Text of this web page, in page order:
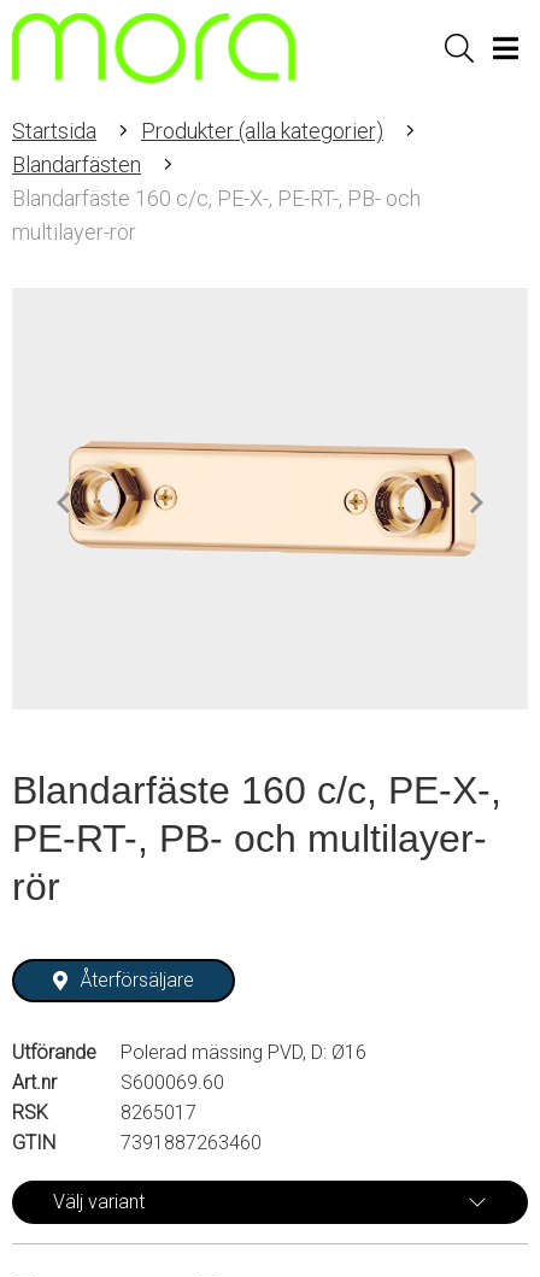
Sök
Startsida
Produkter (alla kategorier)
Blandarfästen
Blandarfäste 160 c/c, PE-X-, PE-RT-, PB- och
multilayer-rör
Blandarfäste 160 c/c, PE-X-,
PE-RT-, PB- och multilayer-
rör
Återförsäljare
Utförande
Polerad mässing PVD, D: Ø16
Art.nr
S600069.60
RSK
8265017
GTIN
7391887263460
Välj variant